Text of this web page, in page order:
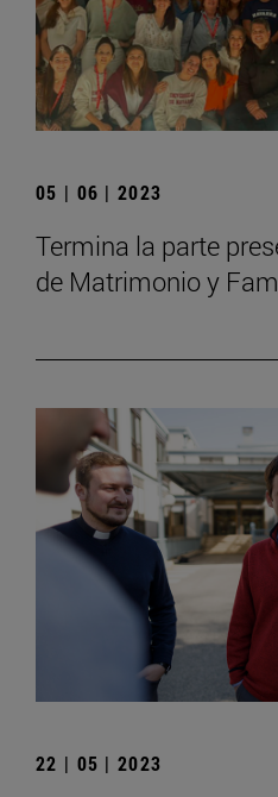
05 | 06 | 2023
Termina la parte
de Matrimonio y
22 | 05 | 2023